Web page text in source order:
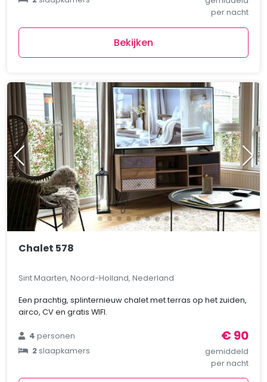
per nacht
Bekijken
Chalet 578
Sint Maarten, Noord-Holland, Nederland
Een prachtig, splinternieuw chalet met terras op het zuiden,
airco, CV en gratis WIFI.
4personen
2slaapkamers
€ 90
gemiddeld
per nacht